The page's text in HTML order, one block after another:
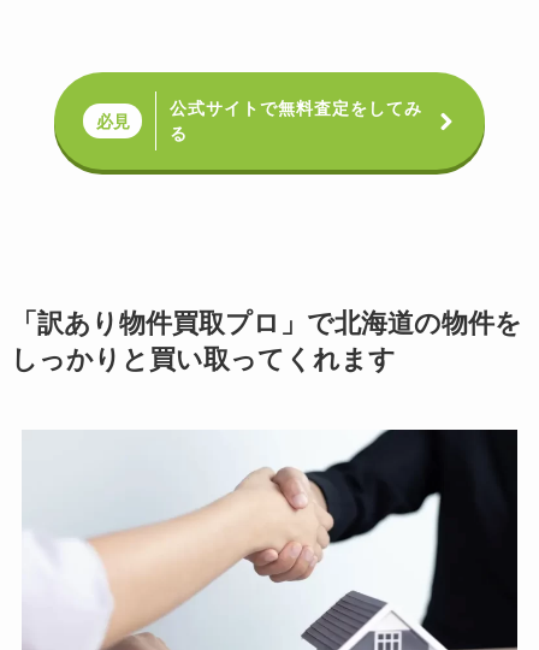
必見
公式サイトで無料査定をしてみ
る
「訳あり物件買取プロ」で北海道の物件を
しっかりと買い取ってくれます